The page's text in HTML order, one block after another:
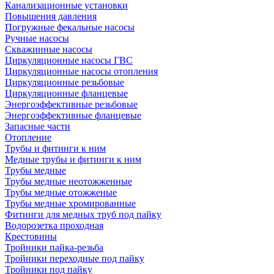
Канализационные установки
Повышения давления
Погружные фекальные насосы
Ручные насосы
Скважинные насосы
Циркуляционные насосы ГВС
Циркуляционные насосы отопления
Циркуляционные резьбовые
Циркуляционные фланцевые
Энергоэффективные резьбовые
Энергоэффективные фланцевые
Запасные части
Отопление
Трубы и фитинги к ним
Медные трубы и фитинги к ним
Трубы медные
Трубы медные неотожженные
Трубы медные отожженые
Трубы медные хромированные
Фитинги для медных труб под пайку
Водорозетка проходная
Крестовины
Тройники пайка-резьба
Тройники переходные под пайку
Тройники под пайку